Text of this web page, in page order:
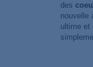
des
nouvelle
ultime et